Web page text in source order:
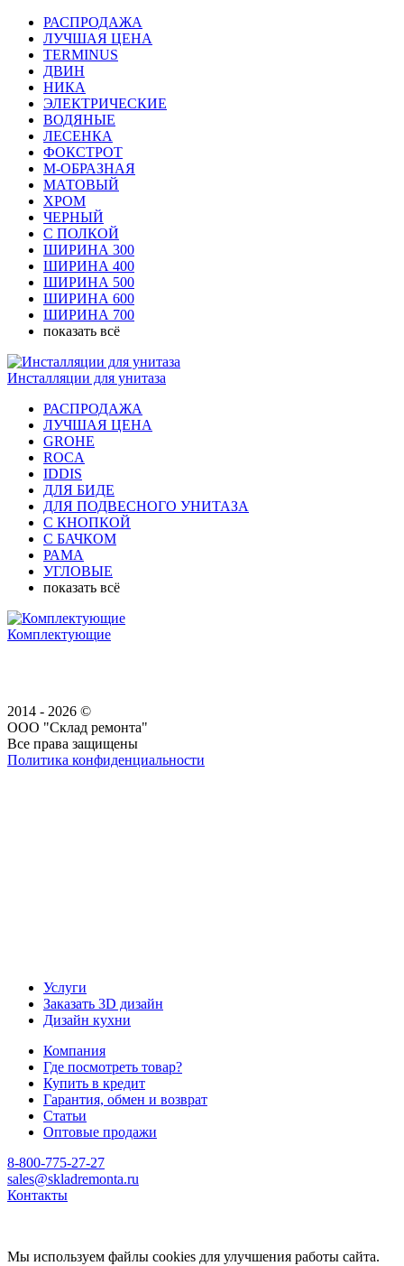
РАСПРОДАЖА
ЛУЧШАЯ ЦЕНА
TERMINUS
ДВИН
НИКА
ЭЛЕКТРИЧЕСКИЕ
ВОДЯНЫЕ
ЛЕСЕНКА
ФОКСТРОТ
М-ОБРАЗНАЯ
МАТОВЫЙ
ХРОМ
ЧЕРНЫЙ
С ПОЛКОЙ
ШИРИНА 300
ШИРИНА 400
ШИРИНА 500
ШИРИНА 600
ШИРИНА 700
показать всё
Инсталляции для унитаза
РАСПРОДАЖА
ЛУЧШАЯ ЦЕНА
GROHE
ROCA
IDDIS
ДЛЯ БИДЕ
ДЛЯ ПОДВЕСНОГО УНИТАЗА
С КНОПКОЙ
С БАЧКОМ
РАМА
УГЛОВЫЕ
показать всё
Комплектующие
2014 - 2026 ©
ООО "Склад ремонта"
Все права защищены
Политика конфиденциальности
Услуги
Заказать 3D дизайн
Дизайн кухни
Компания
Где посмотреть товар?
Купить в кредит
Гарантия, обмен и возврат
Статьи
Оптовые продажи
8-800-775-27-27
sales@skladremonta.ru
Контакты
Мы используем файлы cookies для улучшения работы сайта.